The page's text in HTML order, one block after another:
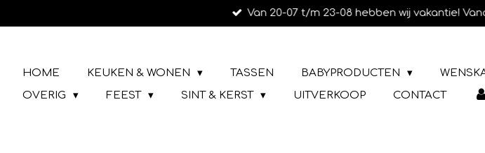
direct
hoofdinhoud
Van 20-07 t/m 23-08 hebben wij vakantie!
HOME KEUKEN & WONEN TASSEN BABYPRODUCTEN
OVERIG
FEEST SINT & KERST UITVERKOOP CONTACT